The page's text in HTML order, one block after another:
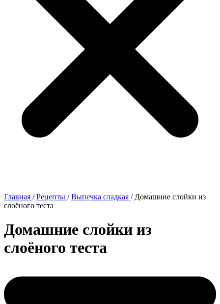
Главная /Рецепты /Выпечка сладкая / Домашние слойки из
слоёного теста
Домашние слойки из
слоёного теста